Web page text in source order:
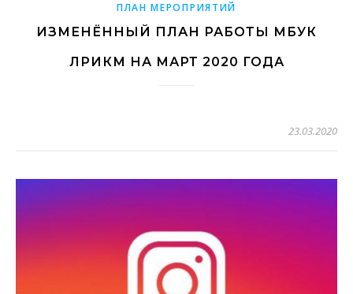
ПЛАН МЕРОПРИЯТИЙ
ИЗМЕНЁННЫЙ ПЛАН РАБОТЫ МБУК
ЛРИКМ НА МАРТ 2020 ГОДА
23.03.2020